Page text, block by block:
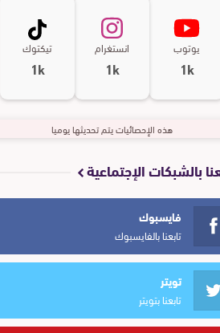
يوتوب
1k
انستغرام
1k
تيكتوك
1k
هذه الإحصائيات يتم تحديثها يوميا
بالشبكات الإجتماعية
فايسبوك
تابعنا بالفايسبوك
تويتر
تابعنا بتويتر